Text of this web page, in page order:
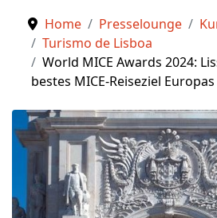
Home Presselounge
Turismo de Lisboa
World MICE Awards 2024:
bestes MICE-Reiseziel